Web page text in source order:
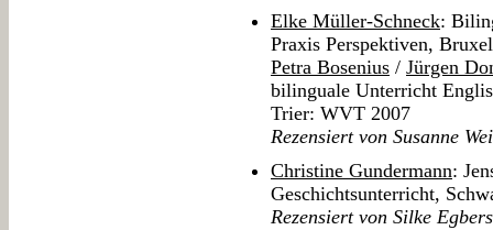
Elke Müller-Schneck:
Praxis Perspektiven,
Petra Bosenius / Jürgen
bilinguale Unterricht
Trier: WVT 2007
Rezensiert von Susanne
Christine Gundermann:
Geschichtsunterricht,
Rezensiert von Silke Egbers